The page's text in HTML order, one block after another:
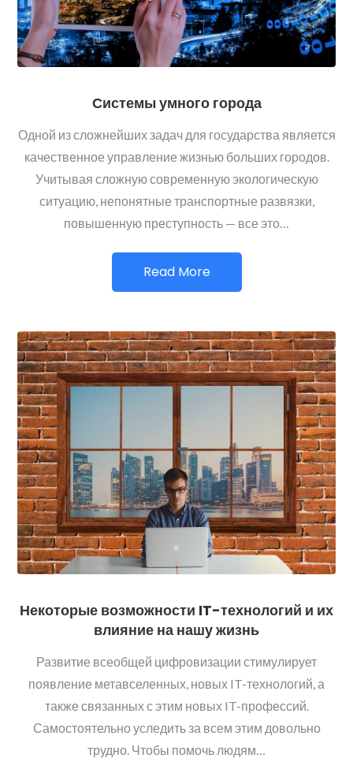
Системы умного города
Одной из сложнейших задач для государства является
качественное управление жизнью больших городов.
Учитывая сложную современную экологическую
ситуацию, непонятные транспортные развязки,
повышенную преступность — все это…
Read More
Некоторые возможности IT-технологий и их
влияние на нашу жизнь
Развитие всеобщей цифровизации стимулирует
появление метавселенных, новых IT-технологий, а
также связанных с этим новых IT-профессий.
Самостоятельно уследить за всем этим довольно
трудно. Чтобы помочь людям…